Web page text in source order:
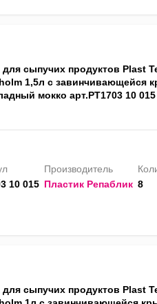
для сыпучих продуктов Plast
1,5л с завинчивающейся
мокко арт.PT1703 10 015
10 015
Производитель
Пластик Репаблик 8
для сыпучих продуктов Plast